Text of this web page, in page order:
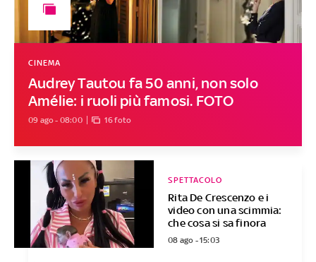
Audrey Tautou fa 50 anni, non solo
Amélie: i ruoli più famosi. FOTO
CINEMA
09 ago - 08:00 16 foto
Rita De Crescenzo e i
video con una scimmia:
che cosa si sa finora
SPETTACOLO
08 ago - 15:03